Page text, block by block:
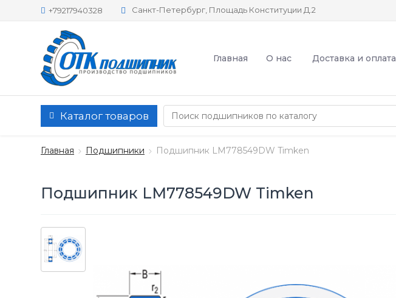
+79217940328 Санкт-Петербург, Площадь Конституции Д.2
Главная О нас Доставка и оплата
Каталог товаров
Главная Подшипники Подшипник LM778549DW Timken
Подшипник LM778549DW Timken